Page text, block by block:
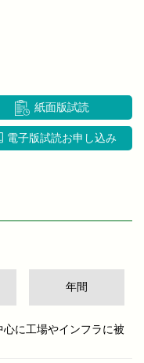
紙面版試読
電子版試読お申し込み
年間
に工場やインフラに被